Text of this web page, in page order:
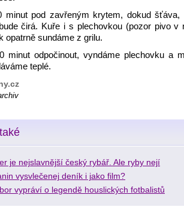
minut pod zavřeným krytem, dokud šťáva,
čirá. Kuře i s plechovkou (pozor pivo v
opatrně sundáme z grilu.
minut odpočinout, vyndáme plechovku a
teplé.
je nejslavnější český rybář. Ale ryby nejí
vysvlečenej deník i jako film?
vypráví o legendě houslických fotbalistů